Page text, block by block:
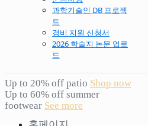
과학기술인 DB 프로젝
트
경비 지원 신청서
2026 학술지 논문 업로
드
Up to 20% off patio Shop now
Up to 60% off summer
footwear See more